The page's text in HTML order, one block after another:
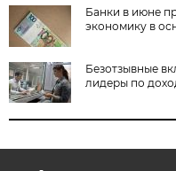
Банки в июне
экономику в
Безотзывные
лидеры по